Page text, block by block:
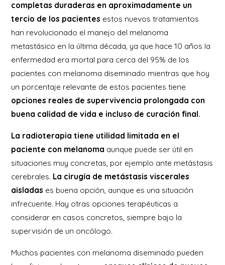
completas duraderas en aproximadamente un
tercio de los pacientes estos nuevos tratamientos
han revolucionado el manejo del melanoma
metastásico en la última década, ya que hace 10 años la
enfermedad era mortal para cerca del 95% de los
pacientes con melanoma diseminado mientras que hoy
un porcentaje relevante de estos pacientes tiene
opciones reales de supervivencia prolongada con
buena calidad de vida e incluso de curación final.
La radioterapia tiene utilidad limitada en el
paciente con melanoma aunque puede ser útil en
situaciones muy concretas, por ejemplo ante metástasis
cerebrales. La cirugía de metástasis viscerales
aisladas es buena opción, aunque es una situación
infrecuente. Hay otras opciones terapéuticas a
considerar en casos concretos, siempre bajo la
supervisión de un oncólogo.
Muchos pacientes con melanoma diseminado pueden